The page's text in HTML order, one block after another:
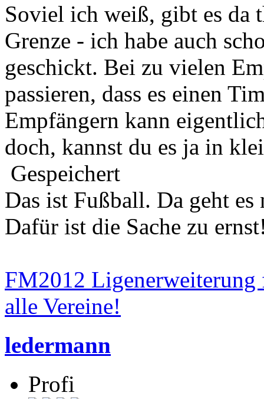
Soviel ich weiß, gibt es da
Grenze - ich habe auch
geschickt. Bei zu vielen
passieren, dass es einen
Empfängern kann
doch, kannst du es ja in
Gespeichert
Das ist Fußball. Da geht
Dafür ist die Sache zu
FM2012
alle Vereine!
ledermann
Profi